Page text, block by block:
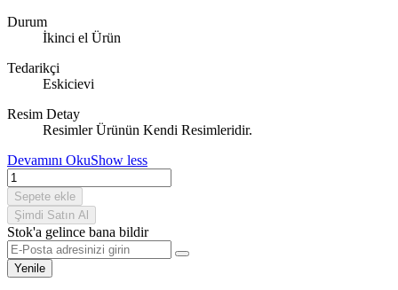
Durum
İkinci el Ürün
Tedarikçi
Eskicievi
Resim Detay
Resimler Ürünün Kendi Resimleridir.
Devamını OkuShow less
Sepete ekle
Şimdi Satın Al
Stok'a gelince bana bildir